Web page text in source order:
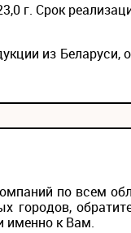
г. Срок
из Беларуси,
по всем
городов,
именно к Вам.